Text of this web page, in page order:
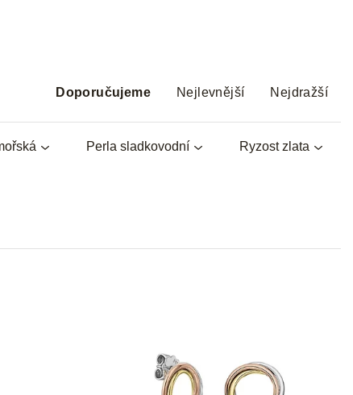
z
n
d
Doporučujeme Nejlevnější Nejdražší
Perla sladkovodní Ryzost zlata